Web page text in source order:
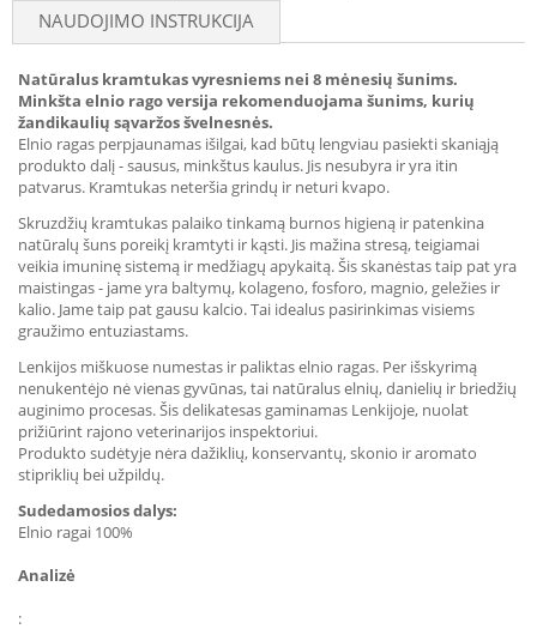
NAUDOJIMO INSTRUKCIJA
Natūralus kramtukas vyresniems nei 8 mėnesių šunims.
Minkšta elnio rago versija rekomenduojama šunims, kurių
žandikaulių sąvaržos švelnesnės.
Elnio ragas perpjaunamas išilgai, kad būtų lengviau pasiekti skaniąją
produkto dalį - sausus, minkštus kaulus. Jis nesubyra ir yra itin
patvarus. Kramtukas neteršia grindų ir neturi kvapo.
Skruzdžių kramtukas palaiko tinkamą burnos higieną ir patenkina
natūralų šuns poreikį kramtyti ir kąsti. Jis mažina stresą, teigiamai
veikia imuninę sistemą ir medžiagų apykaitą. Šis skanėstas taip pat yra
maistingas - jame yra baltymų, kolageno, fosforo, magnio, geležies ir
kalio. Jame taip pat gausu kalcio. Tai idealus pasirinkimas visiems
graužimo entuziastams.
Lenkijos miškuose numestas ir paliktas elnio ragas. Per išskyrimą
nenukentėjo nė vienas gyvūnas, tai natūralus elnių, danielių ir briedžių
auginimo procesas. Šis delikatesas gaminamas Lenkijoje, nuolat
prižiūrint rajono veterinarijos inspektoriui.
Produkto sudėtyje nėra dažiklių, konservantų, skonio ir aromato
stipriklių bei užpildų.
Sudedamosios dalys:
Elnio ragai 100%
Analizė
: